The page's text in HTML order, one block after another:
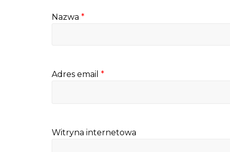
Nazwa *
Adres email *
Witryna internetowa